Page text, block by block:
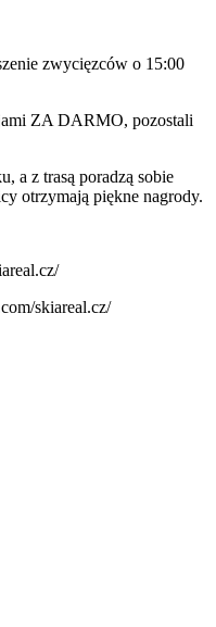
zwycięzców o 15:00
ZA DARMO, pozostali
a z trasą poradzą sobie
otrzymają piękne nagrody.
skiareal.cz/